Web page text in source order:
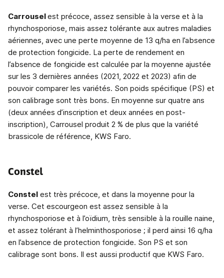
Carrouselest précoce, assez sensible à la verse et à la
rhynchosporiose, mais assez tolérante aux autres maladies
aériennes, avec une perte moyenne de 13 q/ha en l’absence
de protection fongicide. La perte de rendement en
l’absence de fongicide est calculée par la moyenne ajustée
sur les 3 dernières années (2021, 2022 et 2023) afin de
pouvoir comparer les variétés. Son poids spécifique (PS) et
son calibrage sont très bons. En moyenne sur quatre ans
(deux années d’inscription et deux années en post-
inscription), Carrousel produit 2 % de plus que la variété
brassicole de référence, KWS Faro.
Constel
Constel est très précoce, et dans la moyenne pour la
verse. Cet escourgeon est assez sensible à la
rhynchosporiose et à l’oïdium, très sensible à la rouille naine,
et assez tolérant à l’helminthosporiose ; il perd ainsi 16 q/ha
en l’absence de protection fongicide. Son PS et son
calibrage sont bons. Il est aussi productif que KWS Faro.